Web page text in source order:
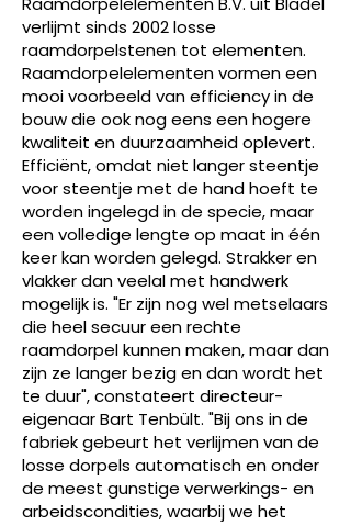
verlijmt sinds 2002 losse
raamdorpelstenen tot elementen.
Raamdorpelelementen vormen een
mooi voorbeeld van efficiency in de
bouw die ook nog eens een hogere
kwaliteit en duurzaamheid oplevert.
Efficiënt, omdat niet langer steentje
voor steentje met de hand hoeft te
worden ingelegd in de specie, maar
een volledige lengte op maat in één
keer kan worden gelegd. Strakker en
vlakker dan veelal met handwerk
mogelijk is. "Er zijn nog wel metselaars
die heel secuur een rechte
raamdorpel kunnen maken, maar dan
zijn ze langer bezig en dan wordt het
te duur", constateert directeur-
eigenaar Bart Tenbült. "Bij ons in de
fabriek gebeurt het verlijmen van de
losse dorpels automatisch en onder
de meest gunstige verwerkings- en
arbeidscondities, waarbij we het